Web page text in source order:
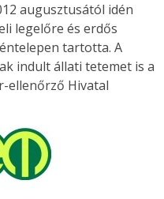
augusztusától idén
legelőre és erdős
tartotta. A
indult állati tetemet is a
ellenőrző Hivatal